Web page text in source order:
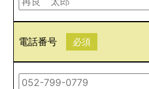
電話番号 必須